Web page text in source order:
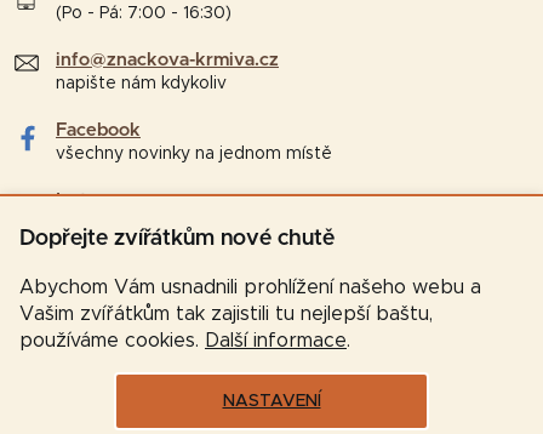
Dopřejte zvířátkům nové chutě
Abychom Vám usnadnili prohlížení našeho webu a
Vašim zvířátkům tak zajistili tu nejlepší baštu,
používáme cookies. Další informace.
NASTAVENÍ
(Po - Pá: 7:00 - 16:30)
info@znackova-krmiva.cz
napište nám kdykoliv
Facebook
všechny novinky na jednom místě
Instagram
tipy a zajímavosti pro chovatele